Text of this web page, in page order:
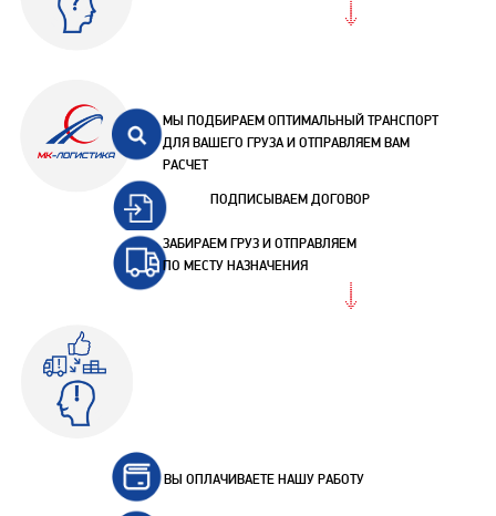
МЫ ПОДБИРАЕМ ОПТИМАЛЬНЫЙ ТРАНСПОРТ
ДЛЯ ВАШЕГО ГРУЗА И ОТПРАВЛЯЕМ ВАМ
РАСЧЕТ
ПОДПИСЫВАЕМ ДОГОВОР
ЗАБИРАЕМ ГРУЗ И ОТПРАВЛЯЕМ
ПО МЕСТУ НАЗНАЧЕНИЯ
ВЫ ОПЛАЧИВАЕТЕ НАШУ РАБОТУ